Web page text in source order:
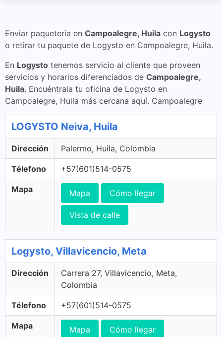
Enviar paquetería en Campoalegre, Huila con Logysto
o retirar tu paquete de Logysto en Campoalegre, Huila.
En Logysto tenemos servicio al cliente que proveen
servicios y horarios diferenciados de Campoalegre,
Huila. Encuéntrala tu oficina de Logysto en
Campoalegre, Huila más cercana aquí. Campoalegre
LOGYSTO Neiva, Huila
Dirección Palermo, Huila, Colombia
Télefono +57(601)514-0575
Mapa Mapa Cómo llegar
Vista de calle
Logysto, Villavicencio, Meta
Dirección
Carrera 27, Villavicencio, Meta,
Colombia
Télefono +57(601)514-0575
Mapa Mapa Cómo llegar